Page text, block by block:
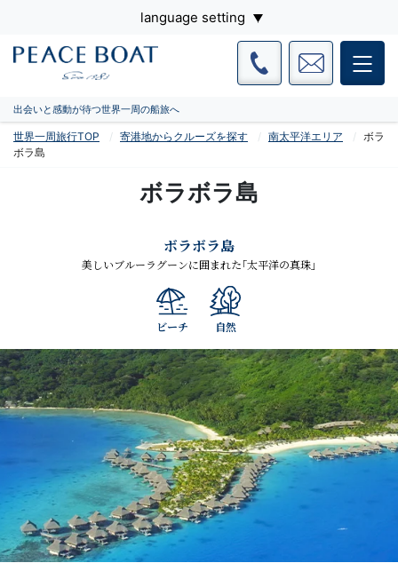
language setting
出会いと感動が待つ世界一周の船旅へ
世界一周旅行TOP 寄港地からクルーズを探す 南太平洋エリア
ボラ
ボラ島
ボラボラ島
ボラボラ島
美しいブルーラグーンに囲まれた｢太平洋の真珠｣
ビーチ 自然